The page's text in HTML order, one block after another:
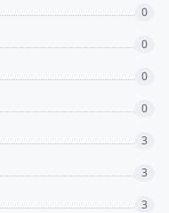
0
0
0
0
3
3
3